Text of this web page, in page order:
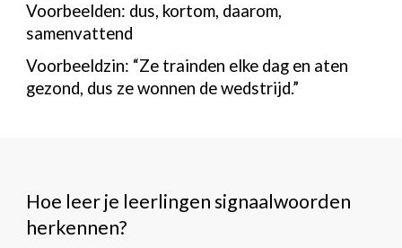
Voorbeelden: dus, kortom, daarom,
samenvattend
Voorbeeldzin: “Ze trainden elke dag en aten
gezond, dus ze wonnen de wedstrijd.”
Hoe leer je leerlingen signaalwoorden
herkennen?